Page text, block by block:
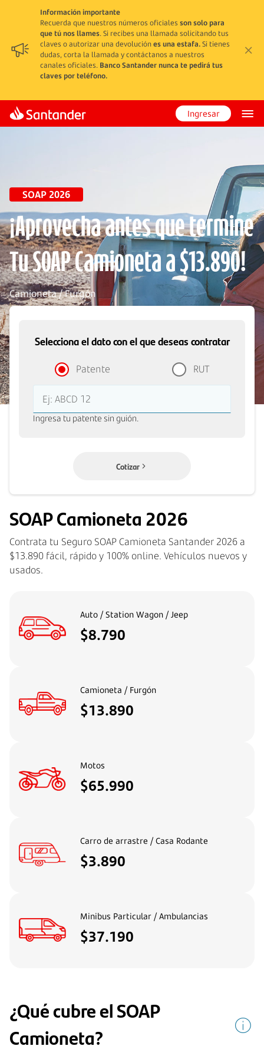
Información importante
Recuerda que nuestros números oficiales son solo para
que tú nos llames. Si recibes una llamada solicitando tus
claves o autorizar una devoluciónes una estafa.Si tienes
dudas, corta la llamada y contáctanos a nuestros
canales oficiales. Banco Santander nunca te pedirá tus
claves por teléfono.
Ingresar
SOAP 2026
¡Aprovecha antes que termine
Tu SOAP Camioneta a $13.890!
Camioneta / Furgón
Selecciona el dato con el que deseas contratar
Patente RUT
Ej: ABCD 12
Ingresa tu patente sin guión.
Cotizar
SOAP Camioneta 2026
Contrata tu Seguro SOAP Camioneta Santander 2026 a
$13.890 fácil, rápido y 100% online. Vehículos nuevos y
usados.
Auto / Station Wagon / Jeep
$8.790
Camioneta / Furgón
$13.890
Motos
$65.990
Carro de arrastre / Casa Rodante
$3.890
Minibus Particular / Ambulancias
$37.190
¿Qué cubre el SOAP
Camioneta?